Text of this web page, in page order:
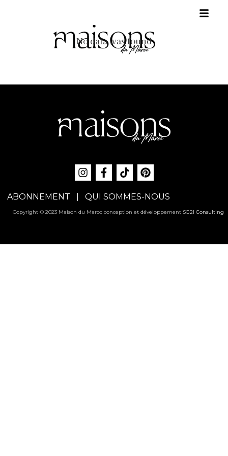
No data was found
ABONNEMENT QUI SOMMES-NOUS
Copyright © 2023 Maison du Maroc conception et développement SG2I Consulting